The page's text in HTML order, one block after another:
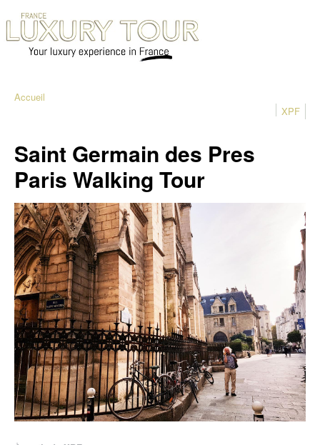
Accueil
XPF
Saint Germain des Pres
Paris Walking Tour